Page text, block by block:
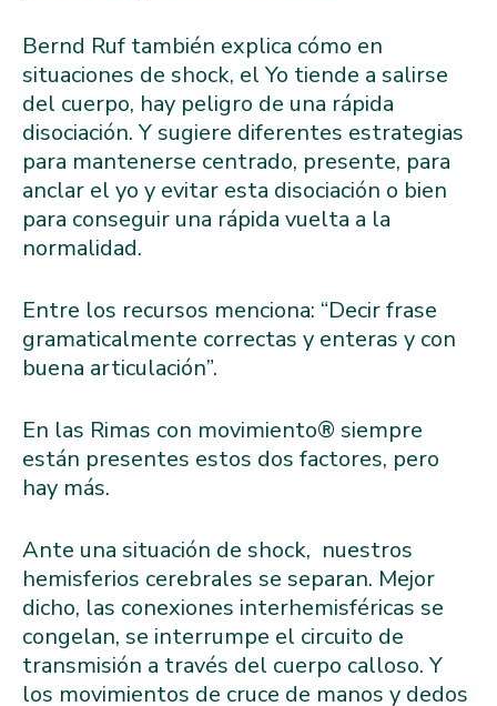
Bernd Ruf también explica cómo en
situaciones de shock, el Yo tiende a salirse
del cuerpo, hay peligro de una rápida
disociación. Y sugiere diferentes estrategias
para mantenerse centrado, presente, para
anclar el yo y evitar esta disociación o bien
para conseguir una rápida vuelta a la
normalidad.
Entre los recursos menciona: “Decir frase
gramaticalmente correctas y enteras y con
buena articulación”.
En las Rimas con movimiento®️ siempre
están presentes estos dos factores, pero
hay más.
Ante una situación de shock, nuestros
hemisferios cerebrales se separan. Mejor
dicho, las conexiones interhemisféricas se
congelan, se interrumpe el circuito de
transmisión a través del cuerpo calloso. Y
los movimientos de cruce de manos y dedos